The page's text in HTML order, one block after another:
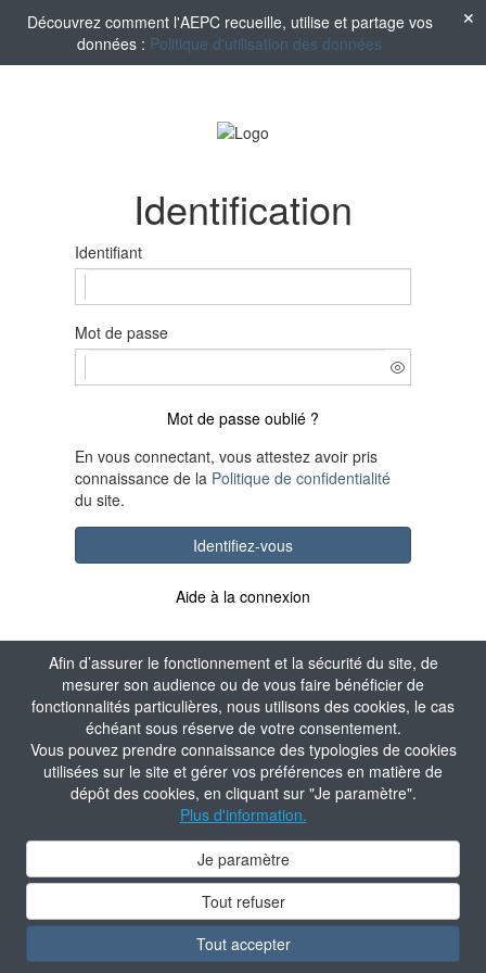
Afin d’assurer le fonctionnement et la sécurité du site, de
mesurer son audience ou de vous faire bénéficier de
fonctionnalités particulières, nous utilisons des cookies, le cas
échéant sous réserve de votre consentement.
Vous pouvez prendre connaissance des typologies de cookies
utilisées sur le site et gérer vos préférences en matière de
dépôt des cookies, en cliquant sur "Je paramètre".
Plus d'information.
Je paramètre
Tout refuser
Tout accepter
Découvrez comment l'AEPC recueille, utilise et partage vos
données : Politique d'utilisation des données
Identification
Identifiant
Mot de passe
Mot de passe oublié ?
En vous connectant, vous attestez avoir pris
connaissance de la Politique de confidentialité
du site.
Identifiez-vous
Aide à la connexion